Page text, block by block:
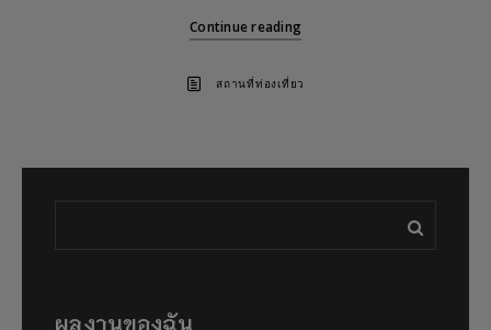
Continue reading
สถานที่ท่องเที่ยว
ผลงานของฉัน